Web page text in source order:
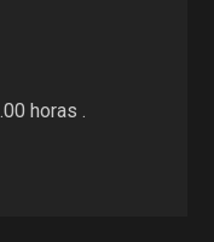
horas .